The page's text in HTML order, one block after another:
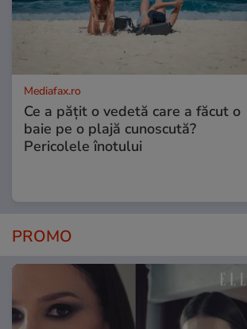
Mediafax.ro
Ce a pățit o vedetă care a făcut o
baie pe o plajă cunoscută?
Pericolele înotului
PROMO